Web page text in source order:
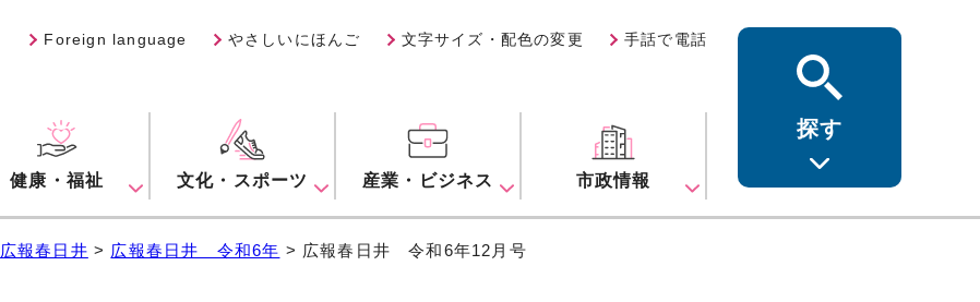
Foreign language やさしいにほんご 文字サイズ・配色の変更 手話で電話
健康・福祉 文化・スポーツ 産業・ビジネス 市政情報
探す
広報春日井 > 広報春日井 令和6年 > 広報春日井 令和6年12月号